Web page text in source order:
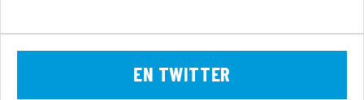
EN TWITTER